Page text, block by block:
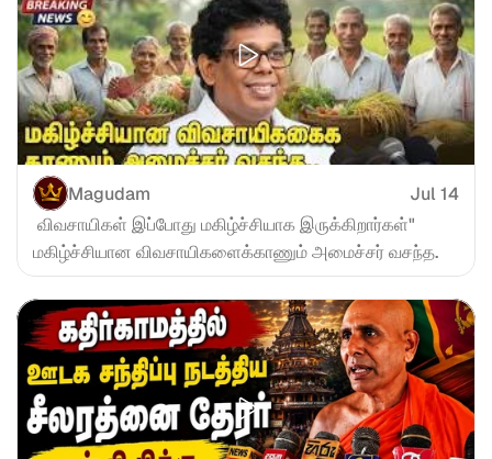
Magudam
Jul 14
மகிழ்ச்சியான விவசாயிகளைக்காணும் அமைச்சர் வசந்த.